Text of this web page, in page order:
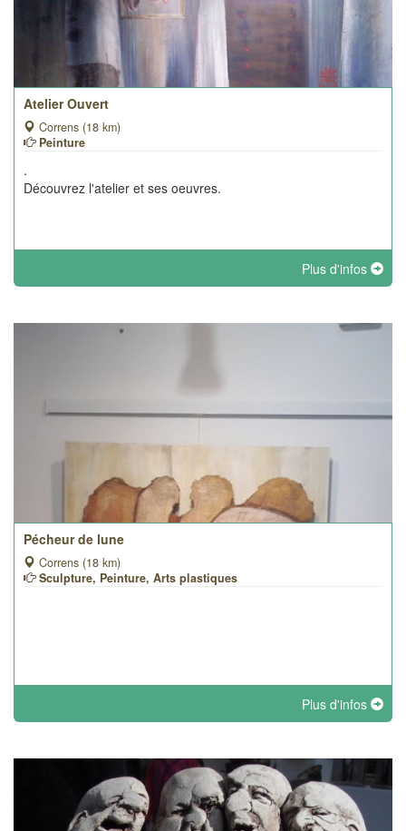
Atelier Ouvert
Correns (18 km)
Peinture
.
Découvrez l'atelier et ses oeuvres.
Plus d'infos
Pécheur de lune
Correns (18 km)
Sculpture, Peinture, Arts plastiques
Plus d'infos